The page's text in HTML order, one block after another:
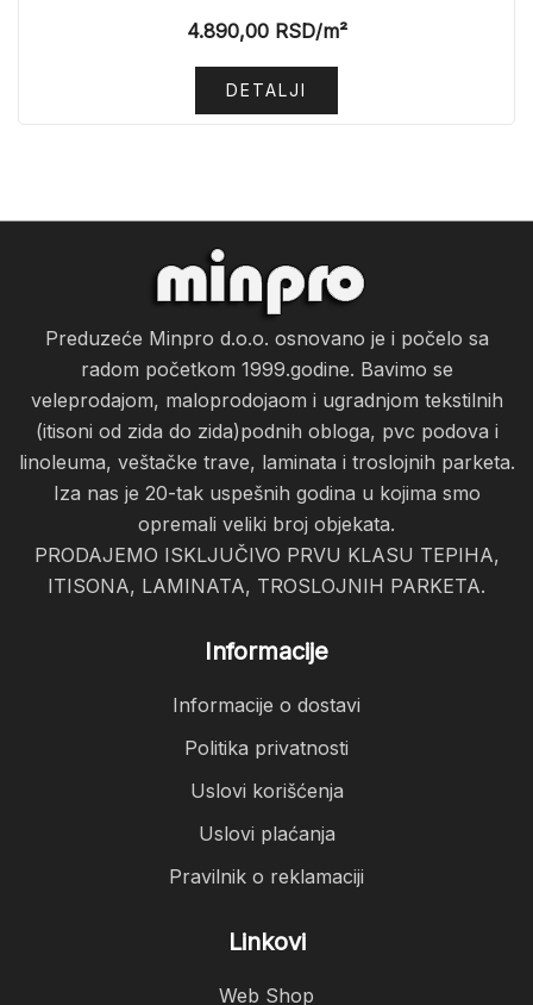
4.890,00RSD/m²
DETALJI
Preduzeće Minpro d.o.o. osnovano je i počelo sa
radom početkom 1999.godine. Bavimo se
veleprodajom, maloprodojaom i ugradnjom tekstilnih
(itisoni od zida do zida)podnih obloga, pvc podova i
linoleuma, veštačke trave, laminata i troslojnih parketa.
Iza nas je 20-tak uspešnih godina u kojima smo
opremali veliki broj objekata.
PRODAJEMO ISKLJUČIVO PRVU KLASU TEPIHA,
ITISONA, LAMINATA, TROSLOJNIH PARKETA.
Informacije
Informacije o dostavi
Politika privatnosti
Uslovi korišćenja
Uslovi plaćanja
Pravilnik o reklamaciji
Linkovi
Web Shop